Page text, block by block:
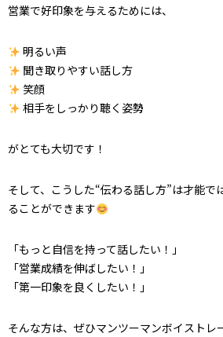
営業で好印象を与えるためには、
明るい声
聞き取りやすい話し方
笑顔
相手をしっかり聴く姿勢
がとても大切です！
そして、こうした“伝わる話し方”は才能で
ることができます
「もっと自信を持って話したい！」
「営業成績を伸ばしたい！」
「第一印象を良くしたい！」
そんな方は、ぜひマンツーマンボイストレ